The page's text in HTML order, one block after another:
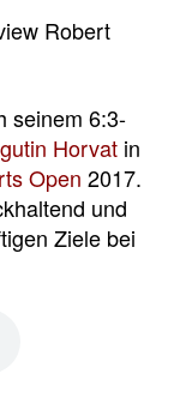
seinem 6:3-
Horvat in
Open 2017.
und
Ziele bei